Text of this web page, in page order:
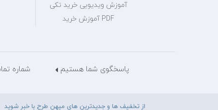
آموزش ویدیویی خرید تکی
PDF آموزش خرید
پاسخگوی شما هستیم شماره تماس:
از تخفیف ها و جدیدترین های میهن طرح با خبر شوید